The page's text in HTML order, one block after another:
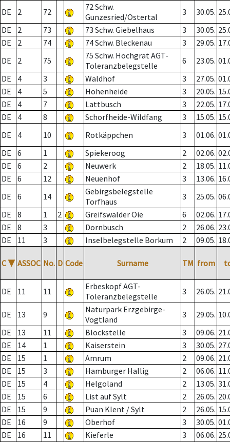
DE 2 72
72 Schw.
Gunzesried/Ostertal
3 30.05.
DE
2 73 73 Schw. Giebelhaus 3 30.05.
DE
2 74 74 Schw. Bleckenau 3 29.05.
DE
2 75
75 Schw. Hochgrat AGT-
Toleranzbelegstelle
6 23.05.
DE
4 3 Waldhof 3 27.05.
DE
4 5 Hohenheide 3 20.05.
DE
4 7 Lattbusch 3 22.05.
DE
4 8 Schorfheide-Wildfang 3 15.05.
DE
4 10 Rotkäppchen 3 01.06.
DE
6 1 Spiekeroog 2 02.06.
DE
6 2 Neuwerk 2 18.05.
DE
6 12 Neuenhof 3 13.06.
DE
6 14
Gebirgsbelegstelle
Torfhaus
3 25.05.
DE
8 1 2 Greifswalder Oie 6 02.06.
DE
8 3 Dornbusch 2 26.06.
DE
11 3 Inselbelegstelle Borkum 2 09.05.
C ▼ ASSOC No. D Code Surname TM from
DE 11 11
Erbeskopf AGT-
Toleranzbelegstelle
3 26.05.
DE 13 9
Naturpark Erzgebirge-
Vogtland
3 29.05.
DE
13 11 Blockstelle 3 09.06.
DE
14 1 Kaiserstein 3 30.05.
DE
15 1 Amrum 2 09.06.
DE
15 3 Hamburger Hallig 2 06.06.
DE
15 4 Helgoland 2 13.05.
DE
15 6 List auf Sylt 2 26.05.
DE
15 9 Puan Klent / Sylt 2 26.05.
DE
16 9 Oberhof 3 30.05.
DE
16 11 Kieferle 3 06.06.